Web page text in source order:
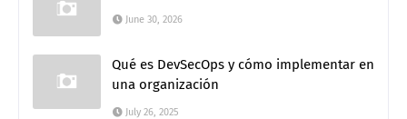
June 30, 2026
Qué es DevSecOps y cómo implementar en
una organización
July 26, 2025